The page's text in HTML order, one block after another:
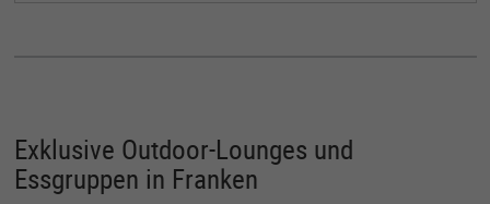
Exklusive Outdoor-Lounges und
Essgruppen in Franken